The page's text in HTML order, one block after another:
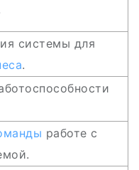
системы для
.
работе с